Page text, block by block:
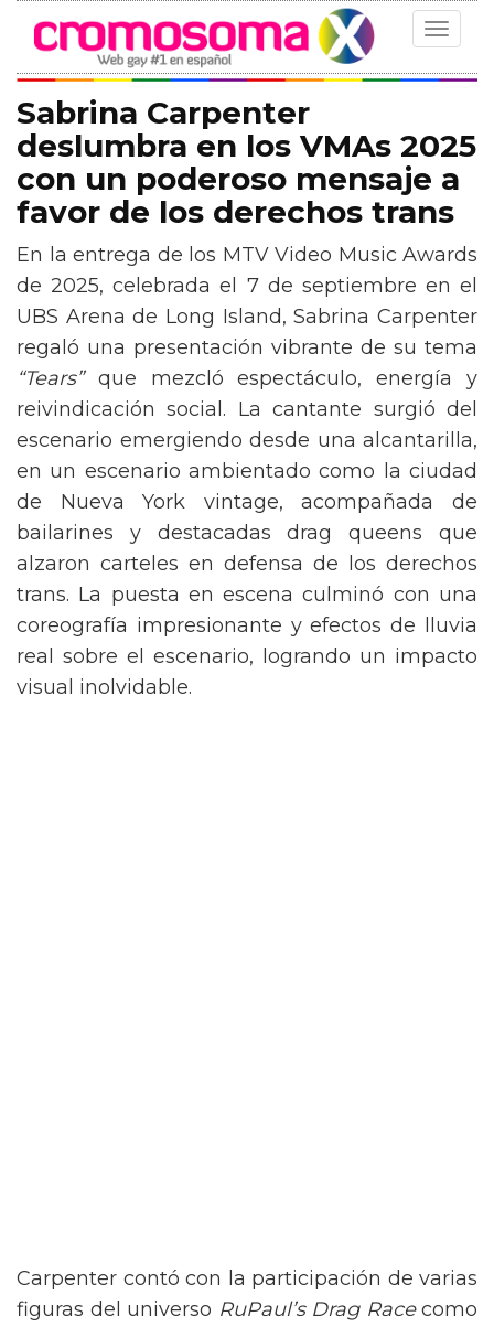
Toggle
Sabrina Carpenter
deslumbra en los VMAs 2025
con un poderoso mensaje a
favor de los derechos trans
En la entrega de los MTV Video Music Awards
de 2025, celebrada el 7 de septiembre en el
UBS Arena de Long Island, Sabrina Carpenter
regaló una presentación vibrante de su tema
“Tears”que mezcló espectáculo, energía y
reivindicación social. La cantante surgió del
escenario emergiendo desde una alcantarilla,
en un escenario ambientado como la ciudad
de Nueva York vintage, acompañada de
bailarines y destacadas drag queens que
alzaron carteles en defensa de los derechos
trans. La puesta en escena culminó con una
coreografía impresionante y efectos de lluvia
real sobre el escenario, logrando un impacto
visual inolvidable.
Carpenter contó con la participación de varias
figuras del universo RuPaul’s Drag Racecomo